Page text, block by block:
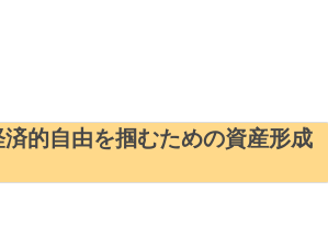
的自由を掴むための資産形成